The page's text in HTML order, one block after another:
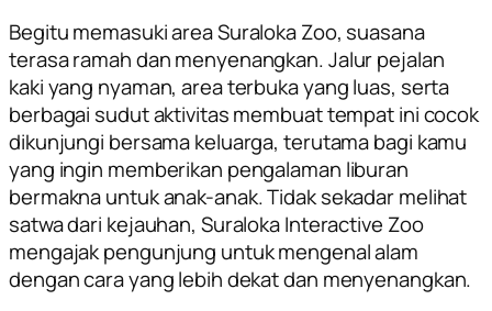
Begitu memasuki area Suraloka Zoo, suasana
terasa ramah dan menyenangkan. Jalur pejalan
kaki yang nyaman, area terbuka yang luas, serta
berbagai sudut aktivitas membuat tempat ini cocok
dikunjungi bersama keluarga, terutama bagi kamu
yang ingin memberikan pengalaman liburan
bermakna untuk anak-anak. Tidak sekadar melihat
satwa dari kejauhan, Suraloka Interactive Zoo
mengajak pengunjung untuk mengenal alam
dengan cara yang lebih dekat dan menyenangkan.